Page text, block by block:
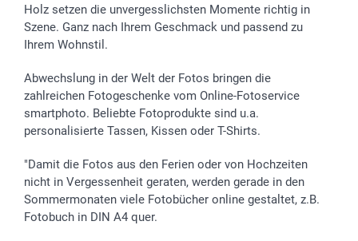
Holz setzen die unvergesslichsten Momente richtig in
Szene. Ganz nach Ihrem Geschmack und passend zu
Ihrem Wohnstil.
Abwechslung in der Welt der Fotos bringen die
zahlreichen Fotogeschenke vom Online-Fotoservice
smartphoto. Beliebte Fotoprodukte sind u.a.
personalisierte Tassen, Kissen oder T-Shirts.
"Damit die Fotos aus den Ferien oder von Hochzeiten
nicht in Vergessenheit geraten, werden gerade in den
Sommermonaten viele Fotobücher online gestaltet, z.B.
Fotobuch in DIN A4 quer.